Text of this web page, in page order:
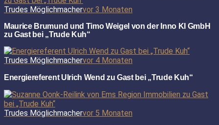
Trudes Möglichmachervor 3 Monaten
Maurice Brumund und Timo Weigel von der Inno KI GmbH
zu Gast bei „Trude Kuh“
Trudes Möglichmachervor 4 Monaten
Energiereferent Ulrich Wend zu Gast bei „Trude Kuh“
Trudes Möglichmachervor 5 Monaten